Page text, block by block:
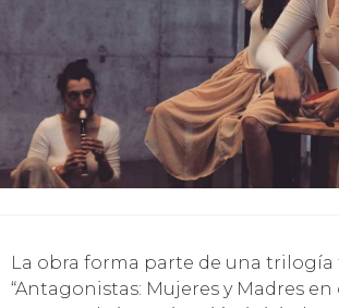
La obra forma parte de una trilogía titulada
“Antagonistas: Mujeres y Madres